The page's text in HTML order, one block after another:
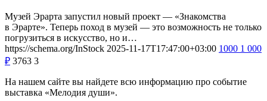
Музей Эрарта запустил новый проект — «Знакомства
в Эрарте». Теперь поход в музей — это возможность не только
погрузиться в искусство, но и…
https://schema.org/InStock 2025-11-17T17:47:00+03:00 1000 1 000
₽ 3763 3
На нашем сайте вы найдете всю информацию про событие
выставка «Мелодия души».